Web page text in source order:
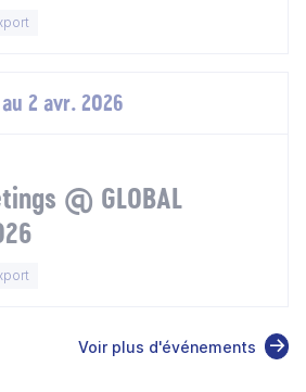
2 avr. 2026
@ GLOBAL
Voir plus d'événements